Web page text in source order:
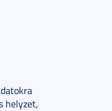
helyzet,